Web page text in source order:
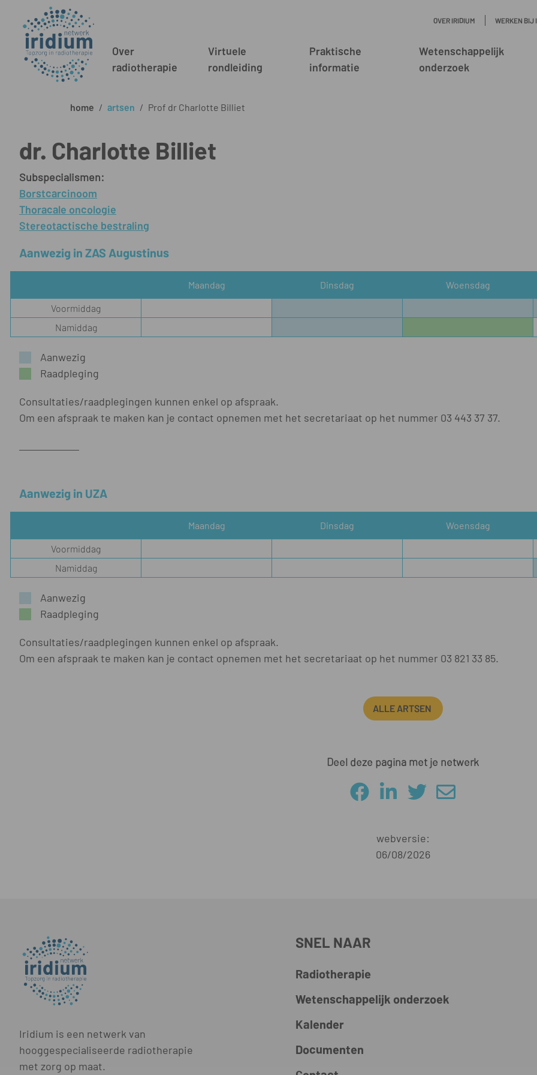
OVER IRIDIUM WERKEN BIJ
Over
radiotherapie
Virtuele
rondleiding
Praktische
informatie
Wetenschappelijk
onderzoek
home / artsen / Prof dr Charlotte Billiet
dr. Charlotte Billiet
Subspecialismen:
Borstcarcinoom
Thoracale oncologie
Stereotactische bestraling
Aanwezig in ZAS Augustinus
Maandag Dinsdag Woensdag
Voormiddag
Namiddag
Aanwezig
Raadpleging
Consultaties/raadplegingen kunnen enkel op afspraak.
Om een afspraak te maken kan je contact opnemen met het secretariaat op het nummer 03 443 37 37.
Aanwezig in UZA
Maandag Dinsdag Woensdag
Voormiddag
Namiddag
Aanwezig
Raadpleging
Consultaties/raadplegingen kunnen enkel op afspraak.
Om een afspraak te maken kan je contact opnemen met het secretariaat op het nummer 03 821 33 85.
ALLE ARTSEN
Deel deze pagina met je netwerk
webversie:
06/08/2026
Iridium is een netwerk van
hooggespecialiseerde radiotherapie
met zorg op maat.
SNEL NAAR
Radiotherapie
Wetenschappelijk onderzoek
Kalender
Documenten